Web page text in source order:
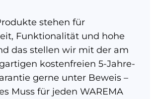
stehen für
Funktionalität und hohe
das stellen wir mit der am
kostenfreien 5-Jahre-
gerne unter Beweis –
Muss für jeden WAREMA